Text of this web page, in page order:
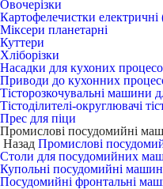
Овочерізки
Картофелечистки електричні
Міксери планетарні
Куттери
Хліборізки
Насадки для кухоних
Приводи до кухонних
Тісторозкочувальні машини
Тістоділителі-округлювачі
Прес для піци
Промислові посудомийні
Назад Промислові
Столи для посудомийних
Купольні посудомийні
Посудомийні фронтальні